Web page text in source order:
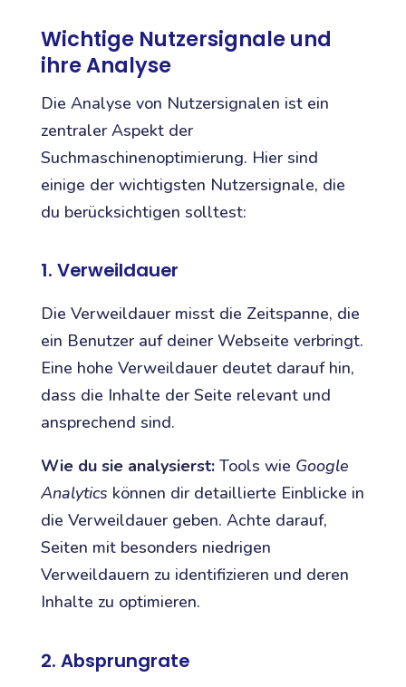
Wichtige Nutzersignale und
ihre Analyse
Die Analyse von Nutzersignalen ist ein
zentraler Aspekt der
Suchmaschinenoptimierung. Hier sind
einige der wichtigsten Nutzersignale, die
du berücksichtigen solltest:
1. Verweildauer
Die Verweildauer misst die Zeitspanne, die
ein Benutzer auf deiner Webseite verbringt.
Eine hohe Verweildauer deutet darauf hin,
dass die Inhalte der Seite relevant und
ansprechend sind.
Wie du sie analysierst:Tools wie Google
Analytics können dir detaillierte Einblicke in
die Verweildauer geben. Achte darauf,
Seiten mit besonders niedrigen
Verweildauern zu identifizieren und deren
Inhalte zu optimieren.
2. Absprungrate